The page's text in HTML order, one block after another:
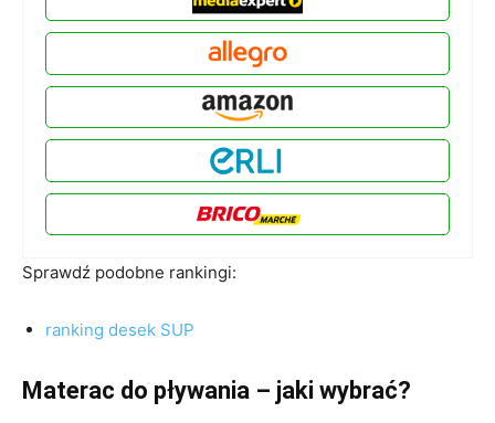
Sprawdź podobne rankingi:
ranking desek SUP
Materac do pływania – jaki wybrać?